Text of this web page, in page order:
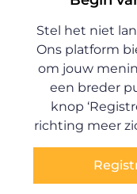
Stel het niet
Ons platform
om jouw
een breder
knop
richting meer